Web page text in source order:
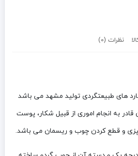
نظرات (0)
های طبیعتگردی تولید مشهد می باشد
به انجام اموری از قبیل شکار، پوست
و قطع کردن چوب و ریسمان می باشد.